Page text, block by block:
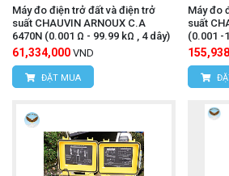
Máy đo điện trở đất và điện trở
suất CHAUVIN ARNOUX C.A
6470N (0.001 Ω - 99.99 kΩ , 4 dây)
61,334,000 VND
ĐẶT MUA
Máy đo
suất
(0.001 -